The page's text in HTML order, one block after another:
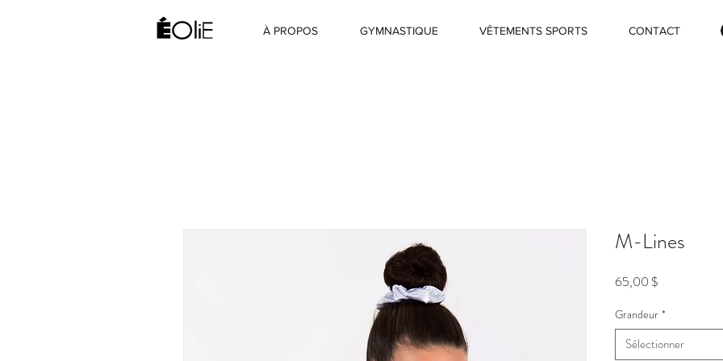
À PROPOS GYMNASTIQUE VÊTEMENTS SPORTS CONTACT
M-Lines
65,00 $
Grandeur *
Sélectionner